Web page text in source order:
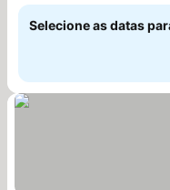
Selecione as datas